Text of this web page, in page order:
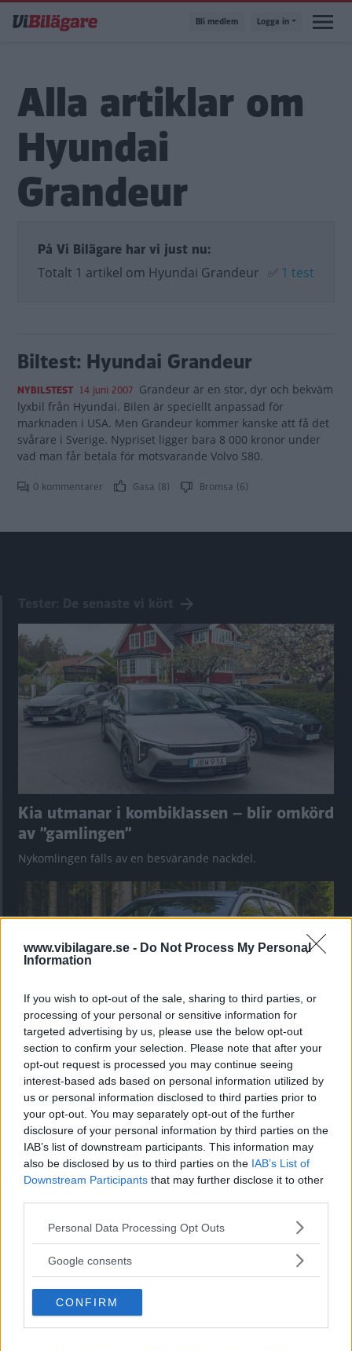
www.vibilagare.se - Do Not Process My Personal
Information
If you wish to opt-out of the sale, sharing to third parties, or
processing of your personal or sensitive information for
targeted advertising by us, please use the below opt-out
section to confirm your selection. Please note that after your
opt-out request is processed you may continue seeing
interest-based ads based on personal information utilized by
us or personal information disclosed to third parties prior to
your opt-out. You may separately opt-out of the further
disclosure of your personal information by third parties on the
IAB’s list of downstream participants. This information may
also be disclosed by us to third parties on the IAB’s List of
Downstream Participants that may further disclose it to other
Please note that this website/app uses one or more Google
not limited to your visit or usage behaviour. You may click to
use your data for below specified purposes in below Google
consent section.
Personal Data Processing Opt Outs
Google consents
CONFIRM
till
Bli medlem Logga in
Alla artiklar om
Hyundai
Grandeur
På Vi Bilägare har vi just nu:
Totalt 1 artikel om Hyundai Grandeur ✅ 1 test
Biltest: Hyundai Grandeur
NYBILSTEST 14 juni 2007 Grandeur är en stor, dyr och bekväm
lyxbil från Hyundai. Bilen är speciellt anpassad för
marknaden i USA. Men Grandeur kommer kanske att få det
svårare i Sverige. Nypriset ligger bara 8 000 kronor under
vad man får betala för motsvarande Volvo S80.
0 kommentarer Gasa (8) Bromsa (6)
Kia utmanar i kombiklassen – blir omkörd
av ”gamlingen”
Nykomlingen fälls av en besvärande nackdel.
”God chans att bli ny favorit”
Utbudet av terrängdugliga kombibilar har krympt men fylls
nu på av eldrivna Toyota bZ4X Touring. Vi provkör.
Så står sig nya Toyota RAV4